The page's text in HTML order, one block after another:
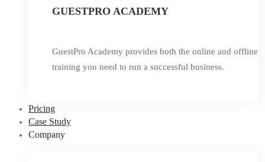
GUESTPRO ACADEMY
GuestPro Academy provides both the online and offline
training you need to run a successful business.
Pricing
Case Study
Company